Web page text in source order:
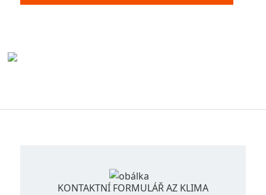
KONTAKTNÍ FORMULÁŘ AZ KLIMA